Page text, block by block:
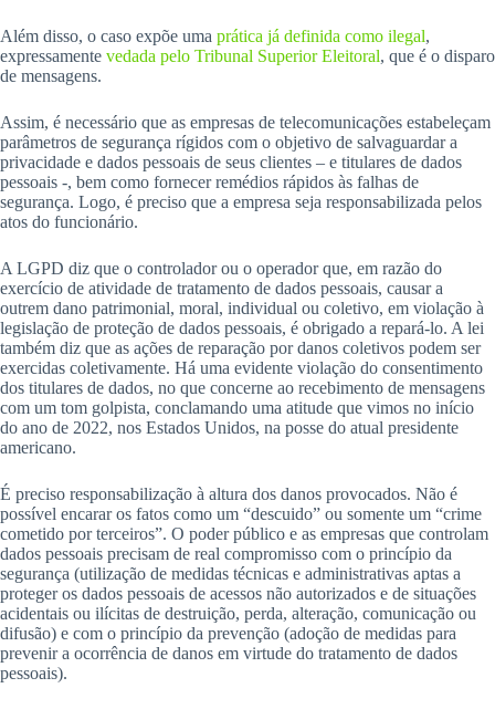
Além disso, o caso expõe uma prática já definida como ilegal,
expressamente vedada pelo Tribunal Superior Eleitoral, que é o disparo
de mensagens.
Assim, é necessário que as empresas de telecomunicações estabeleçam
parâmetros de segurança rígidos com o objetivo de salvaguardar a
privacidade e dados pessoais de seus clientes – e titulares de dados
pessoais -, bem como fornecer remédios rápidos às falhas de
segurança. Logo, é preciso que a empresa seja responsabilizada pelos
atos do funcionário.
A LGPD diz que o controlador ou o operador que, em razão do
exercício de atividade de tratamento de dados pessoais, causar a
outrem dano patrimonial, moral, individual ou coletivo, em violação à
legislação de proteção de dados pessoais, é obrigado a repará-lo. A lei
também diz que as ações de reparação por danos coletivos podem ser
exercidas coletivamente. Há uma evidente violação do consentimento
dos titulares de dados, no que concerne ao recebimento de mensagens
com um tom golpista, conclamando uma atitude que vimos no início
do ano de 2022, nos Estados Unidos, na posse do atual presidente
americano.
É preciso responsabilização à altura dos danos provocados. Não é
possível encarar os fatos como um “descuido” ou somente um “crime
cometido por terceiros”. O poder público e as empresas que controlam
dados pessoais precisam de real compromisso com o princípio da
segurança (utilização de medidas técnicas e administrativas aptas a
proteger os dados pessoais de acessos não autorizados e de situações
acidentais ou ilícitas de destruição, perda, alteração, comunicação ou
difusão) e com o princípio da prevenção (adoção de medidas para
prevenir a ocorrência de danos em virtude do tratamento de dados
pessoais).